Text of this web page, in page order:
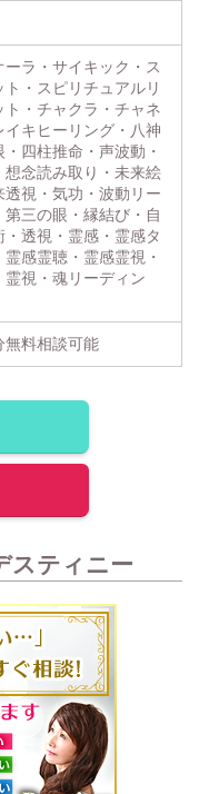
ラ・サイキック・ス
・スピリチュアルリ
・チャクラ・チャネ
イキヒーリング・八神
四柱推命・声波動・
念読み取り・未来絵
透視・気功・波動リー
三の眼・縁結び・自
透視・霊感・霊感タ
感霊聴・霊感霊視・
視・魂リーディン
無料相談可能
スティニー